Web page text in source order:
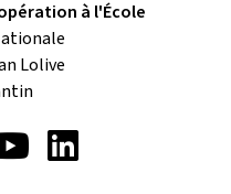
à l'École
Lolive
YouTube